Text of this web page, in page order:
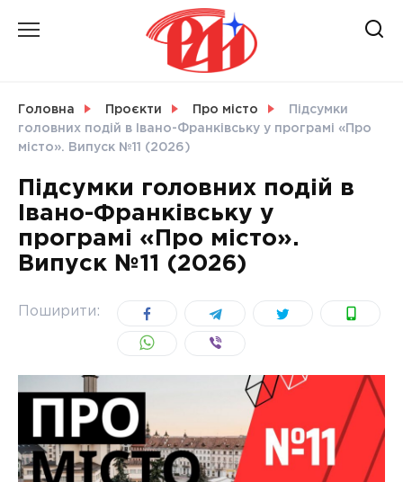
СВІТ
УКРАЇНА
Головна Проєкти Про місто
Підсумки
головних подій в Івано-Франківську у програмі «Про
місто». Випуск №11 (2026)
Підсумки головних подій в
Івано-Франківську у
програмі «Про місто».
Випуск №11 (2026)
Поширити: